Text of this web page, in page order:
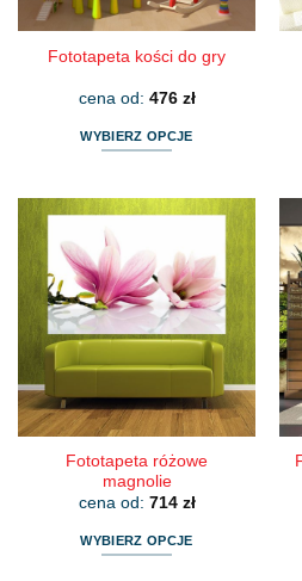
produktu
Fototapeta kości do gry
cena od: 476 zł
WYBIERZ OPCJE
ma
wariantów.
Opcje
można
wybrać
na
produktu
Fototapeta różowe
magnolie
cena od: 714 zł
WYBIERZ OPCJE